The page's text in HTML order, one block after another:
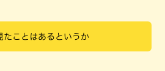
たことはあるというか